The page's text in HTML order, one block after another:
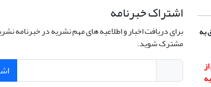
به
اشتراک خبرنامه
برای دریافت اخبار و اطلاعیه های مهم نشریه در خبرنامه
مشترک شوید.